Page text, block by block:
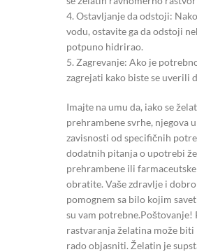
4. Ostavljanje da odstoji:
vodu, ostavite ga da odstoji
potpuno hidrirao.
5. Zagrevanje: Ako je
zagrejati kako biste se uverili
Imajte na umu da, iako se
prehrambene svrhe, njegova
zavisnosti od specifičnih
dodatnih pitanja o upotrebi
prehrambene ili
obratite. Vaše zdravlje i
pomognem sa bilo kojim
su vam potrebne.Poštovanje!
rastvaranja želatina može
rado objasniti. Želatin je